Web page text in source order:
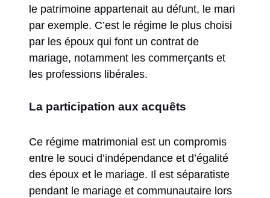
le patrimoine appartenait au défunt, le mari
par exemple. C’est le régime le plus choisi
par les époux qui font un contrat de
mariage, notamment les commerçants et
les professions libérales.
La participation aux acquêts
Ce régime matrimonial est un compromis
entre le souci d’indépendance et d’égalité
des époux et le mariage. Il est séparatiste
pendant le mariage et communautaire lors